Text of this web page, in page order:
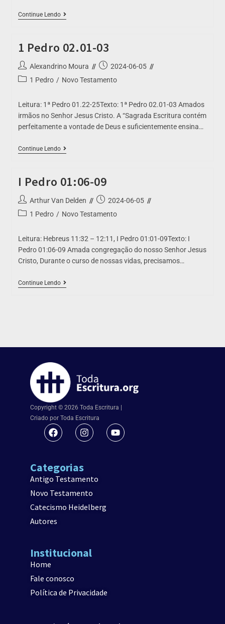
Continue Lendo
1 Pedro 02.01-03
Alexandrino Moura
2024-06-05
1 Pedro / Novo Testamento
Leitura: 1ª Pedro 01.22-25Texto: 1ª Pedro 02.01-03 Amados
irmãos no Senhor Jesus Cristo. A “Sagrada Escritura contém
perfeitamente a vontade de Deus e suficientemente ensina…
Continue Lendo
I Pedro 01:06-09
Arthur Van Delden
2024-06-05
1 Pedro / Novo Testamento
Leitura: Hebreus 11:32 – 12:11, I Pedro 01:01-09Texto: I
Pedro 01:06-09 Amada congregação do nosso Senhor Jesus
Cristo, Durante o curso de nossas vidas, precisamos…
Continue Lendo
Copyright © 2026 Toda Escritura |
Criado por Toda Escritura
Categorias
Antigo Testamento
Novo Testamento
Catecismo Heidelberg
Autores
Institucional
Home
Fale conosco
Política de Privacidade